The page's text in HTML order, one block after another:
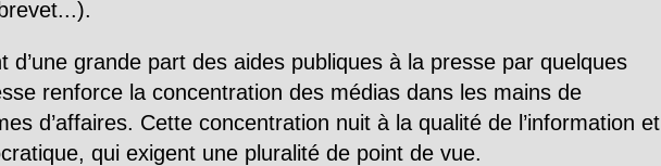
d’une grande part des aides publiques à la presse par quelques
renforce la concentration des médias dans les mains de
d’affaires. Cette concentration nuit à la qualité de l’information et
qui exigent une pluralité de point de vue.